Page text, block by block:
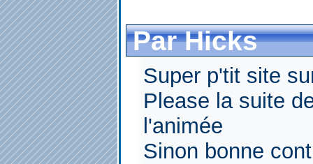
Par Hicks
Super p'tit site
Please la suite
l'animée
Sinon bonne